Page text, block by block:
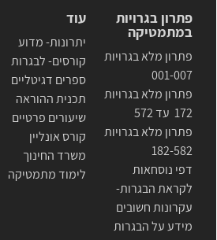
פתרון בגרויות
במתמטיקה
פתרון מלא בגרויות
001-007
פתרון מלא בגרויות
172 עד 572
פתרון מלא בגרויות
182-582
דפי נוסחאות
לקראת הבגרות-
עקרונות חשובים
מידע על הבגרות
עוד
יתרונות- מדוע
קורסים- לבגרות
ספרים דגיטליים
תכנית ההוראה
שיעורים פרטיים
קורס אונליין
משרד החינוך
לימוד מתמטיקה